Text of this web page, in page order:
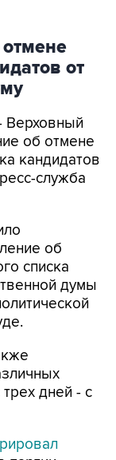
от
Верховный
кандидатов
служба
списка
думы
дней - с